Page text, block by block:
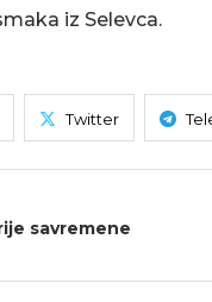
iz Selevca.
Twitter
savremene